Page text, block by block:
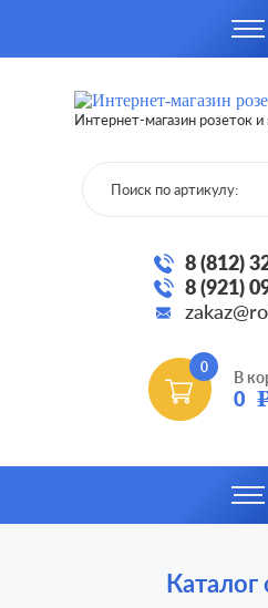
Интернет-магазин розеток
8 (812)
8 (921)
0
В
0
Каталог